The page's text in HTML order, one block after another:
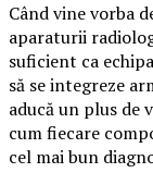
Când vine vorba
aparaturii
suficient ca
să se integreze
aducă un plus de
cum fiecare
cel mai bun